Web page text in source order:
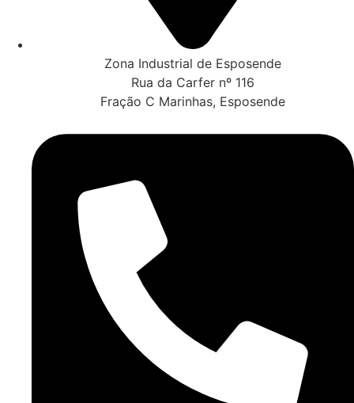
Zona Industrial de Esposende
Rua da Carfer nº 116
Fração C Marinhas, Esposende